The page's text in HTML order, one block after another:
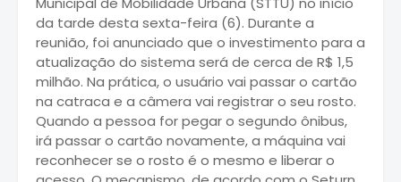
da tarde desta sexta-feira (6). Durante a
reunião, foi anunciado que o investimento para a
atualização do sistema será de cerca de R$ 1,5
milhão. Na prática, o usuário vai passar o cartão
na catraca e a câmera vai registrar o seu rosto.
Quando a pessoa for pegar o segundo ônibus,
irá passar o cartão novamente, a máquina vai
reconhecer se o rosto é o mesmo e liberar o